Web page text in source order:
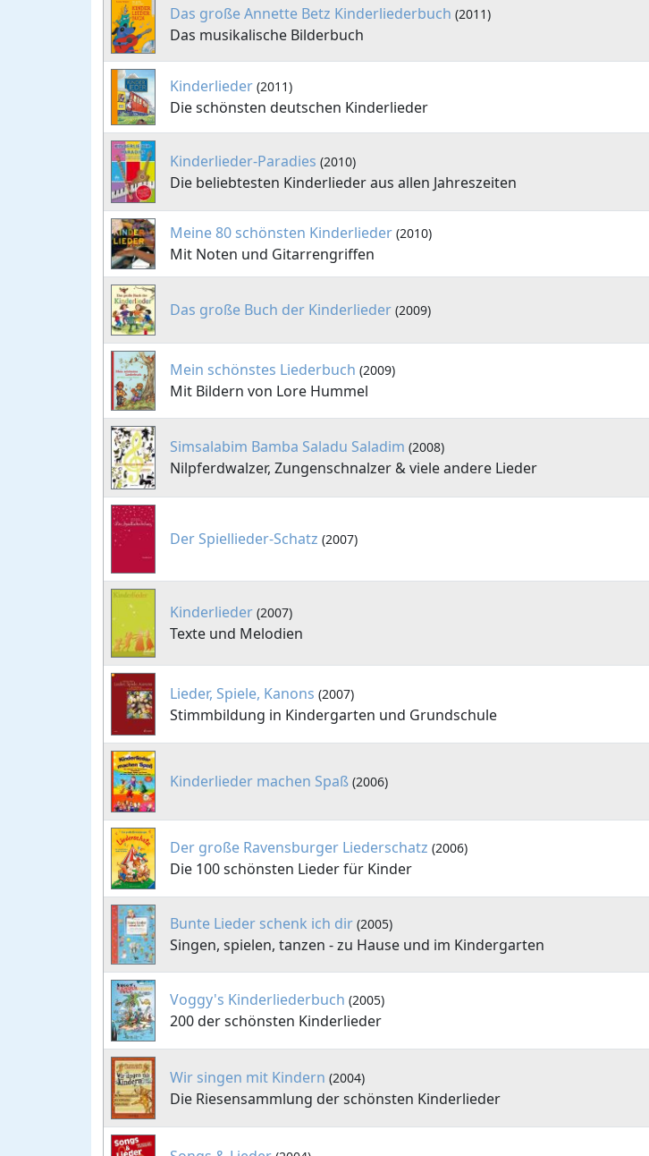
Das große Annette Betz Kinderliederbuch (2011)
Das musikalische Bilderbuch
Kinderlieder (2011)
Die schönsten deutschen Kinderlieder
Kinderlieder-Paradies (2010)
Die beliebtesten Kinderlieder aus allen Jahreszeiten
Meine 80 schönsten Kinderlieder (2010)
Mit Noten und Gitarrengriffen
Das große Buch der Kinderlieder (2009)
Mein schönstes Liederbuch (2009)
Mit Bildern von Lore Hummel
Simsalabim Bamba Saladu Saladim (2008)
Nilpferdwalzer, Zungenschnalzer & viele andere Lieder
Der Spiellieder-Schatz (2007)
Kinderlieder (2007)
Texte und Melodien
Lieder, Spiele, Kanons (2007)
Stimmbildung in Kindergarten und Grundschule
Kinderlieder machen Spaß (2006)
Der große Ravensburger Liederschatz (2006)
Die 100 schönsten Lieder für Kinder
Bunte Lieder schenk ich dir (2005)
Singen, spielen, tanzen - zu Hause und im Kindergarten
Voggy's Kinderliederbuch (2005)
200 der schönsten Kinderlieder
Wir singen mit Kindern (2004)
Die Riesensammlung der schönsten Kinderlieder